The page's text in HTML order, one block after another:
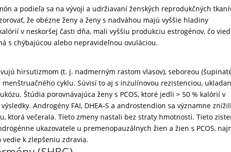
a podieľa sa na vývoji a udržiavaní ženských reprodukčných
že obézne ženy a ženy s nadváhou majú vyššie hladiny
v neskoršej časti dňa, mali vyššiu produkciu estrogénov, čo
s chýbajúcou alebo nepravideľnou ovuláciou.
hirsutizmom (t. j. nadmerným rastom vlasov), seboreou
cyklu. Súvisí to aj s inzulínovou rezistenciou,
Štúdia porovnávajúca ženy s PCOS, ktoré jedli > 50 % kalórií v
Androgény FAI, DHEA-S a androstendion sa významne
ktorá večerala. Tieto zmeny nastali bez straty hmotnosti. Tieto
ukazovatele u premenopauzálnych žien a žien s PCOS,
vedie k zlepšeniu zdravia.